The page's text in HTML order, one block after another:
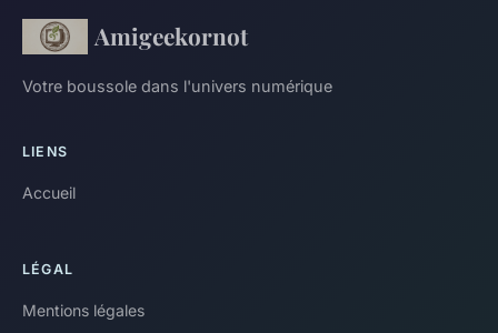
Amigeekornot
Votre boussole dans l'univers numérique
LIENS
Accueil
LÉGAL
Mentions légales